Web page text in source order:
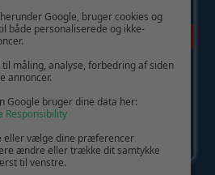
Google, bruger cookies og
både personaliserede og ikke-
måling, analyse, forbedring af siden
annoncer.
Google bruger dine data her:
Responsibility
eller vælge dine præferencer
ændre eller trække dit samtykke
til venstre.